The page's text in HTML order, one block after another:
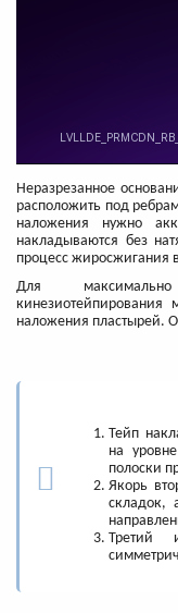
Неразрезанное
расположить под
наложения нужно
накладываются без
процесс жиросжигания
Для максимально
кинезиотейпирования
наложения пластырей.
Тейп
на
полоски
Якорь
складок,
Третий